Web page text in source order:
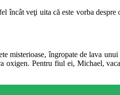
veţi uita că este vorba
îngropate de lava
Pentru fiul ei, Michael,